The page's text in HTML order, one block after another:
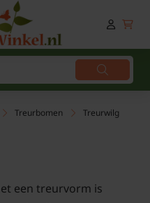
Treurbomen Treurwilg
een treurvorm is